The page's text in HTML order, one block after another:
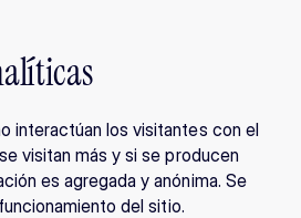
interactúan los visitantes con el
visitan más y si se producen
es agregada y anónima. Se
del sitio.